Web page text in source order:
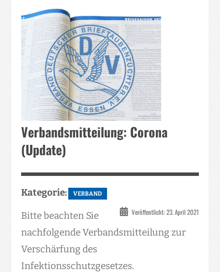
Verbandsmitteilung: Corona
(Update)
Kategorie: VERBAND
Veröffentlicht: 23. April 2021
Bitte beachten Sie
nachfolgende Verbandsmitteilung zur
Verschärfung des
Infektionsschutzgesetzes.